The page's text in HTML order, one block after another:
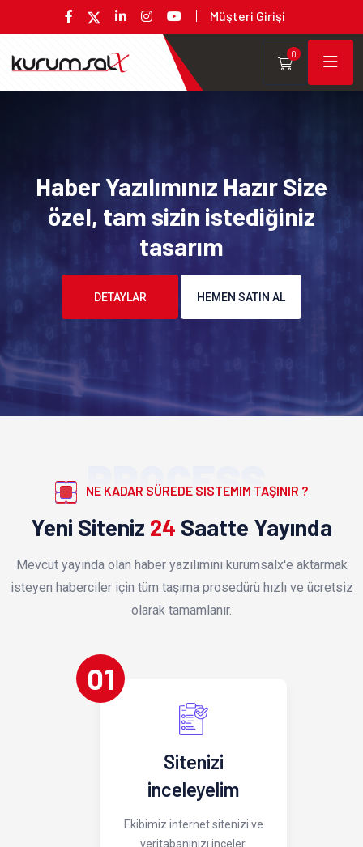
Müşteri Girişi
0
Haber Yazılımınız Hazır Size
özel, tam sizin istediğiniz
tasarım
DETAYLAR HEMEN SATIN AL
PROCESS
NE KADAR SÜREDE SISTEMIM TAŞINIR ?
Yeni Siteniz 24 Saatte Yayında
Mevcut yayında olan haber yazılımını kurumsalx'e aktarmak
isteyen haberciler için tüm taşıma prosedürü hızlı ve ücretsiz
olarak tamamlanır.
01
Sitenizi
inceleyelim
Ekibimiz internet sitenizi ve
veritabanınızı inceler.